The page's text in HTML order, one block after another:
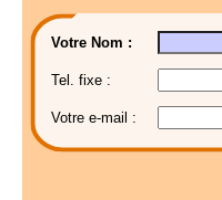
Votre Nom :
Tel. fixe :
Votre e-mail :